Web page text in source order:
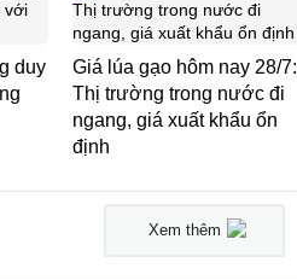
duy
Giá lúa gạo hôm nay 28/7:
Thị trường trong nước đi
ngang, giá xuất khẩu ổn
định
Xem thêm